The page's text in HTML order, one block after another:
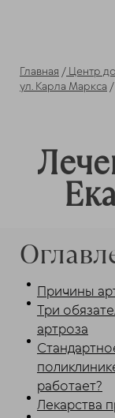
Главная / Центр
ул. Карла Маркса
Причины
Три
артроза
работает?
Лекарства